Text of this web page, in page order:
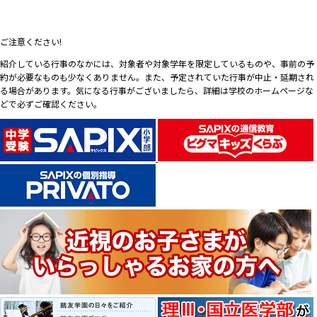
ご注意ください!
紹介している行事のなかには、対象者や対象学年を限定しているものや、事前の予
約が必要なものも少なくありません。また、予定されていた行事が中止・延期され
る場合があります。気になる行事がございましたら、詳細は学校のホームページな
どで必ずご確認ください。